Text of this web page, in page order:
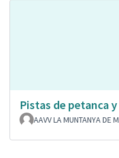
Pistas de petanca
AAVV LA MUNTANYA DE